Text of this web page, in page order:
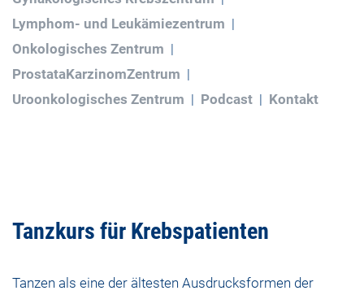
Lymphom- und Leukämiezentrum
Onkologisches Zentrum
ProstataKarzinomZentrum
Uroonkologisches Zentrum
Podcast Kontakt
Tanzkurs für Krebspatienten
Tanzen als eine der ältesten Ausdrucksformen der